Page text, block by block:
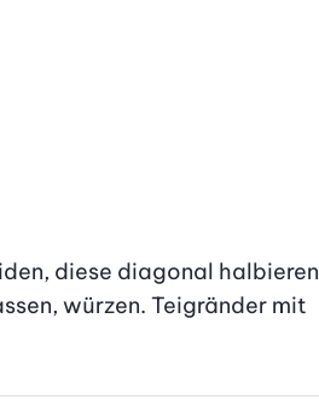
diese diagonal
würzen. Teigränder mit